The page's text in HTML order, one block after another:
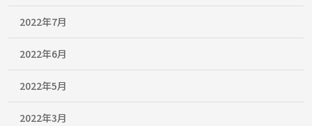
2022年7月
2022年6月
2022年5月
2022年3月